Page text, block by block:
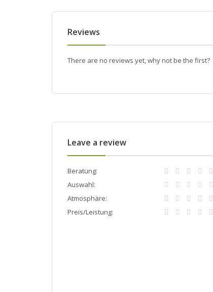
Reviews
There are no reviews yet, why not be the first?
Leave a review
Beratung:
Auswahl:
Atmosphäre:
Preis/Leistung: